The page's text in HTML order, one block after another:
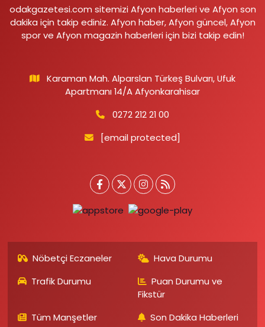
odakgazetesi.com sitemizi Afyon haberleri ve Afyon son
dakika için takip ediniz. Afyon haber, Afyon güncel, Afyon
spor ve Afyon magazin haberleri için bizi takip edin!
Karaman Mah. Alparslan Türkeş Bulvarı, Ufuk
Apartmanı 14/A Afyonkarahisar
0272 212 21 00
[email protected]
Nöbetçi Eczaneler
Hava Durumu
Trafik Durumu
Puan Durumu ve
Fikstür
Tüm Manşetler
Son Dakika Haberleri